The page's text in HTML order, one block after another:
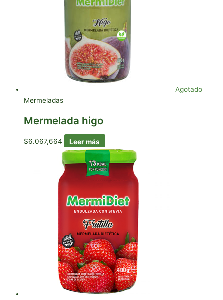
Agotado
Mermeladas
Mermelada higo
$6.067,664 Leer más